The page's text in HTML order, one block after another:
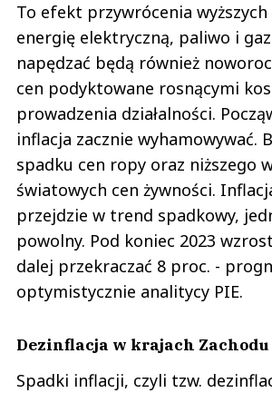
To efekt przywrócenia wyższych
energię elektryczną, paliwo i
napędzać będą również
cen podyktowane rosnącymi
prowadzenia działalności.
inflacja zacznie wyhamowywać.
spadku cen ropy oraz niższego
światowych cen żywności.
przejdzie w trend spadkowy,
powolny. Pod koniec 2023
dalej przekraczać 8 proc. -
optymistycznie analitycy PIE.
Dezinflacja w krajach Zachodu
Spadki inflacji, czyli tzw.